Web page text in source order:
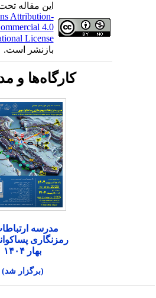
این مقاله
Attribution-
4.0
License
بازنشر است.
کارگاه‌ها و
مدرسه
رمزنگاری
بهار ۱۴۰۴
(برگزار شد)